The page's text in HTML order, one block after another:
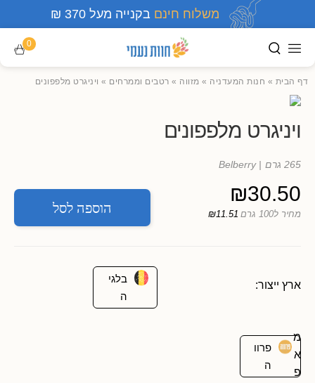
משלוח חינם בקנייה מעל 370 ₪
0
דף הבית » חנות המעדניה » מזווה » רטבים וממרחים » ויניגרט מלפפונים
ויניגרט מלפפונים
265 גרם | Belberry
₪30.50
מחיר ל100 גרם ₪11.51 הוספה לסל
ארץ ייצור:
בלגי
ה
מ
א
פ
פרוו
ה